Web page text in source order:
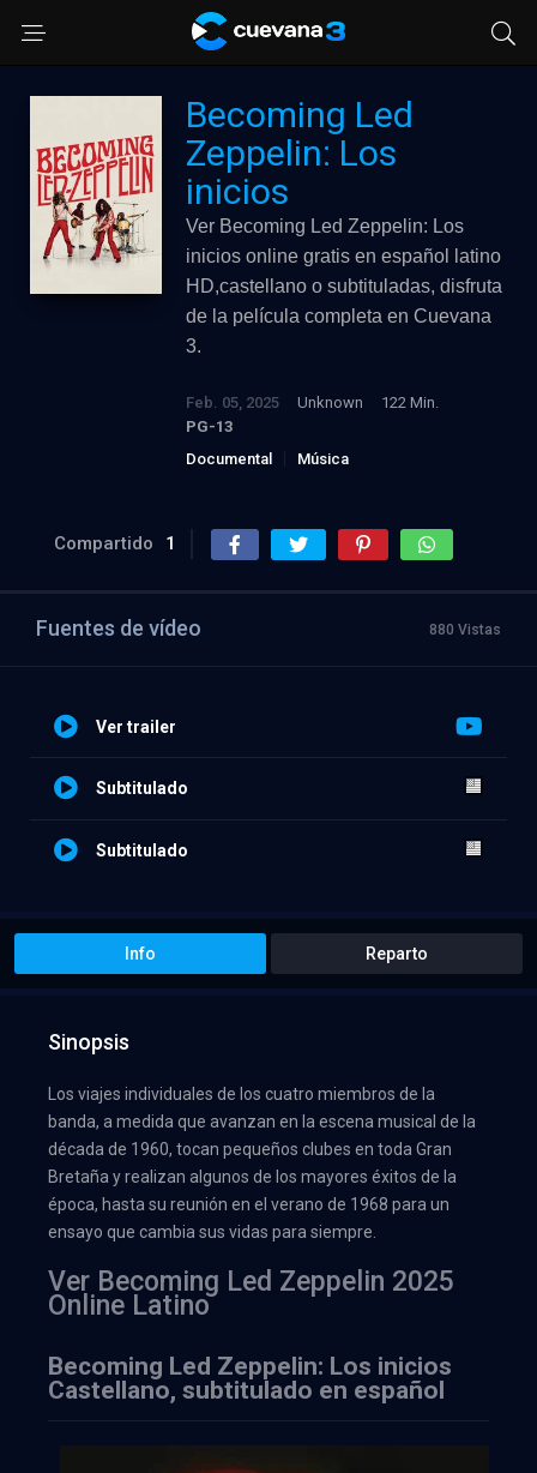
Becoming Led
Zeppelin: Los
inicios
Ver Becoming Led Zeppelin: Los
inicios online gratis en español latino
HD,castellano o subtituladas, disfruta
de la película completa en Cuevana
3.
Feb. 05, 2025 Unknown
122 Min.
PG-13
Documental
Música
Compartido 1
Fuentes de vídeo 880 Vistas
Ver trailer
Subtitulado
Subtitulado
Info Reparto
Sinopsis
Los viajes individuales de los cuatro miembros de la
banda, a medida que avanzan en la escena musical de la
década de 1960, tocan pequeños clubes en toda Gran
Bretaña y realizan algunos de los mayores éxitos de la
época, hasta su reunión en el verano de 1968 para un
ensayo que cambia sus vidas para siempre.
Ver Becoming Led Zeppelin 2025
Online Latino
Becoming Led Zeppelin: Los inicios
Castellano, subtitulado en español